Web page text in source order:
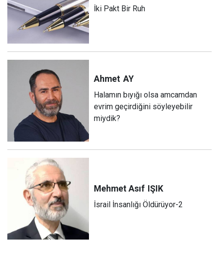
İki Pakt Bir Ruh
Ahmet AY
Halamın bıyığı olsa amcamdan
evrim geçirdiğini söyleyebilir
miydik?
Mehmet Asıf IŞIK
İsrail İnsanlığı Öldürüyor-2